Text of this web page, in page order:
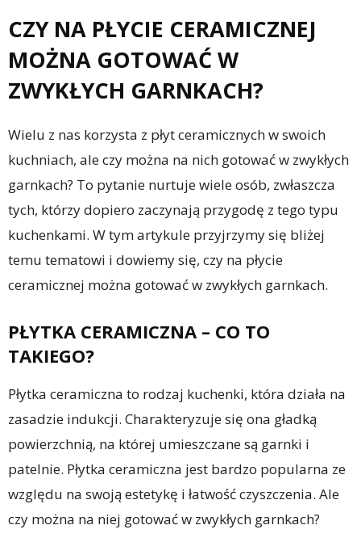
CZY NA PŁYCIE CERAMICZNEJ
MOŻNA GOTOWAĆ W
ZWYKŁYCH GARNKACH?
Wielu z nas korzysta z płyt ceramicznych w swoich
kuchniach, ale czy można na nich gotować w zwykłych
garnkach? To pytanie nurtuje wiele osób, zwłaszcza
tych, którzy dopiero zaczynają przygodę z tego typu
kuchenkami. W tym artykule przyjrzymy się bliżej
temu tematowi i dowiemy się, czy na płycie
ceramicznej można gotować w zwykłych garnkach.
PŁYTKA CERAMICZNA – CO TO
TAKIEGO?
Płytka ceramiczna to rodzaj kuchenki, która działa na
zasadzie indukcji. Charakteryzuje się ona gładką
powierzchnią, na której umieszczane są garnki i
patelnie. Płytka ceramiczna jest bardzo popularna ze
względu na swoją estetykę i łatwość czyszczenia. Ale
czy można na niej gotować w zwykłych garnkach?